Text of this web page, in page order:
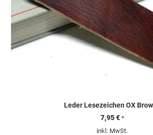
Leder Lesezeichen OX
7,95€ *
inkl. MwSt.